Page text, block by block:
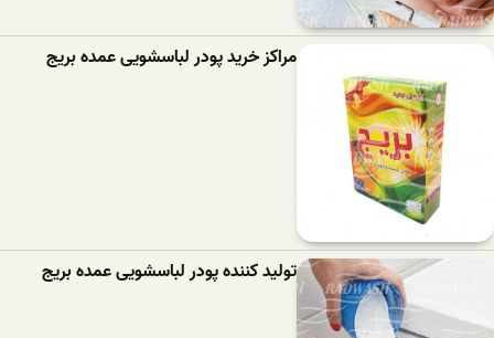
مراکز خرید پودر لباسشویی عمده بریج
تولید کننده پودر لباسشویی عمده بریج